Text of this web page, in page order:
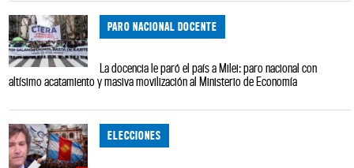
PARO NACIONAL DOCENTE
La docencia le paró el país a Milei: paro nacional con
altísimo acatamiento y masiva movilización al Ministerio de Economía
ELECCIONES